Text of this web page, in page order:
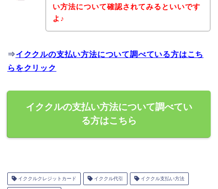
い方法について確認されてみるといいです
よ♪
⇒イククルの支払い方法について調べている方はこち
らをクリック
イククルの支払い方法について調べてい
る方はこちら
イククルクレジットカード イククル代引 イククル支払い方法